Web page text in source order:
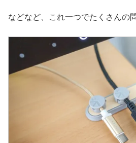
などなど、これ一つでたくさんの